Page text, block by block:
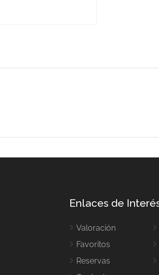
Enlaces de
Valoración
Favoritos
Reservas